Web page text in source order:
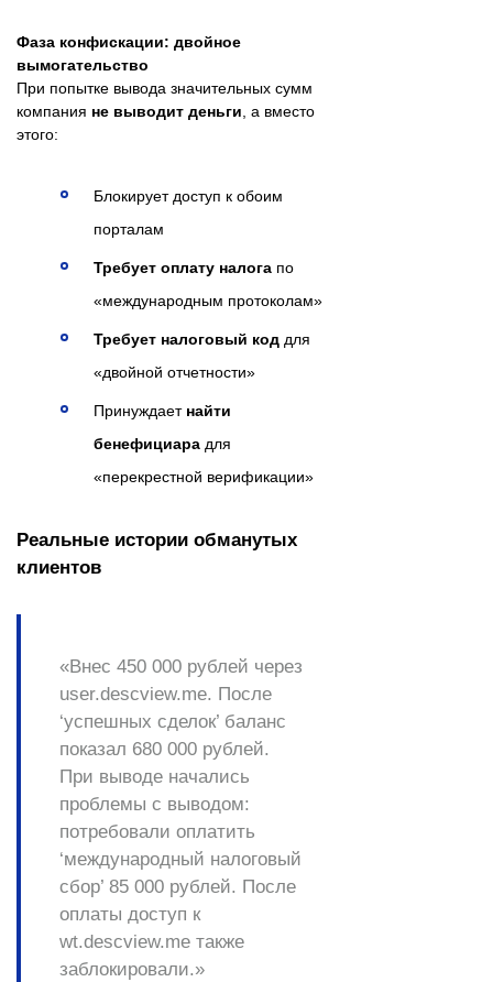
Фаза конфискации: двойное
вымогательство
При попытке вывода значительных сумм
компания не выводит деньги, а вместо
этого:
Блокирует доступ к обоим
порталам
Требует оплату налога по
«международным протоколам»
Требует налоговый код для
«двойной отчетности»
Принуждает найти
бенефициара для
«перекрестной верификации»
Реальные истории обманутых
клиентов
«Внес 450 000 рублей через
user.descview.me. После
‘успешных сделок’ баланс
показал 680 000 рублей.
При выводе начались
проблемы с выводом:
потребовали оплатить
‘международный налоговый
сбор’ 85 000 рублей. После
оплаты доступ к
wt.descview.me также
заблокировали.»